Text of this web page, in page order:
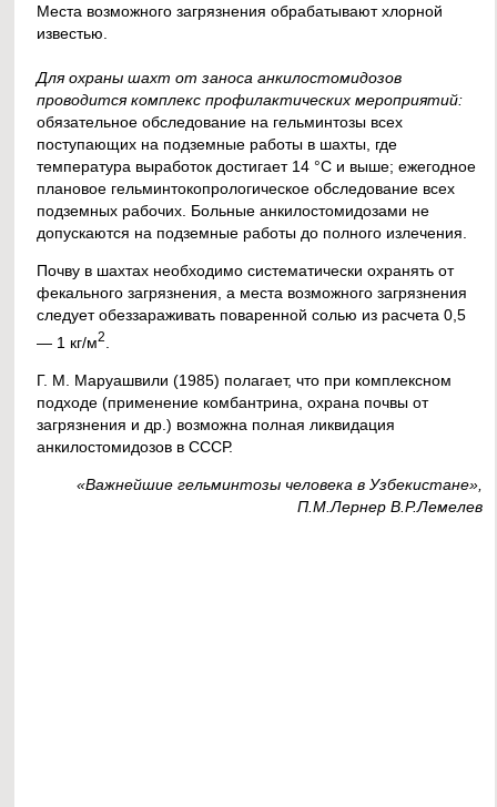
Места возможного загрязнения обрабатывают хлорной
известью.
Для охраны шахт от заноса анкилостомидозов
проводится комплекс профилактических мероприятий:
обязательное обследование на гельминтозы всех
поступающих на подземные работы в шахты, где
температура выработок достигает 14 °С и выше; ежегодное
плановое гельминтокопрологическое обследование всех
подземных рабочих. Больные анкилостомидозами не
допускаются на подземные работы до полного излечения.
Почву в шахтах необходимо систематически охранять от
фекального загрязнения, а места возможного загрязнения
следует обеззараживать поваренной солью из расчета 0,5
— 1 кг/м2
Г. М. Маруашвили (1985) полагает, что при комплексном
подходе (применение комбантрина, охрана почвы от
загрязнения и др.) возможна полная ликвидация
анкилостомидозов в СССР.
«Важнейшие гельминтозы человека в Узбекистане»,
П.М.Лернер В.Р.Лемелев